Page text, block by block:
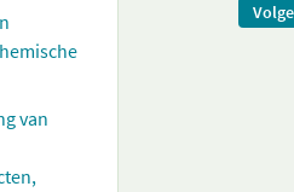
van